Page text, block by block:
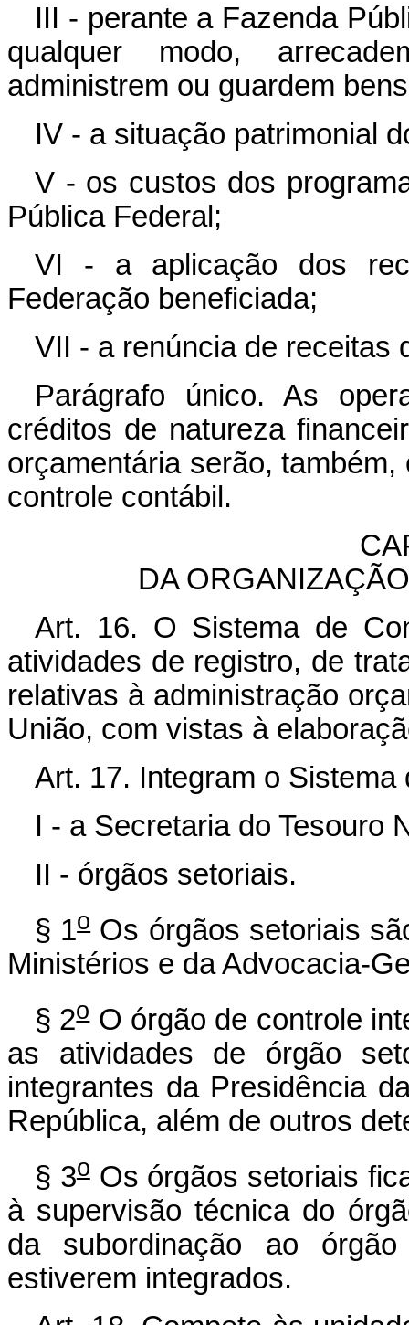
III - perante a Fazenda
qualquer modo,
administrem ou guardem
IV - a situação patrimonial
V - os custos dos
Pública Federal;
VI - a aplicação dos
Federação beneficiada;
VII - a renúncia de receitas
Parágrafo único. As
créditos de natureza
orçamentária serão,
controle contábil.
DA
Art. 16. O Sistema de
atividades de registro, de
relativas à administração
União, com vistas à
Art. 17. Integram o
I - a Secretaria do Tesouro
II - órgãos setoriais.
§ 1oOs órgãos setoriais
Ministérios e da Advocacia-
§ 2oO órgão de controle
as atividades de órgão
integrantes da Presidência
República, além de outros
§ 3oOs órgãos setoriais
à supervisão técnica do
da subordinação ao
estiverem integrados.